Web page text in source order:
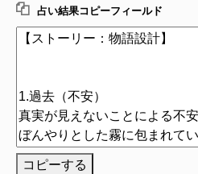
占い結果コピーフィールド
コピーする